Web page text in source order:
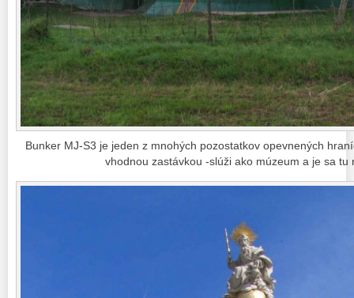
Bunker MJ-S3 je jeden z mnohých pozostatkov opevnených
vhodnou zastávkou -slúži ako múzeum a je sa tu